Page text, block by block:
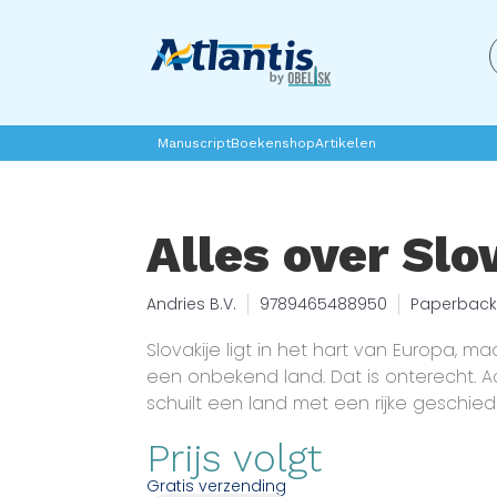
ManuscriptBoekenshopArtikelen
Alles over
Andries B.V. 9789465488950 Paperback
Slovakije ligt in het hart van Europa,
een onbekend land. Dat is onterecht.
schuilt een land met een rijke
ontdek je hoe Slowakije zich door de
ontwikkeld, van vroege nederzettingen
Prijs volgt
Gratis verzending